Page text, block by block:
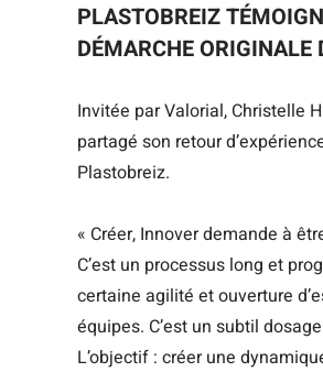
PLASTOBREIZ
DÉMARCHE ORIGINALE
Invitée par Valorial, Christelle
partagé son retour
Plastobreiz.
« Créer, Innover demande à
C’est un processus long et
certaine agilité et ouverture
équipes. C’est un subtil
L’objectif : créer une